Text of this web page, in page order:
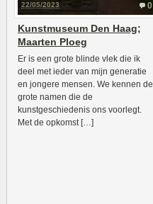
0
22/05/2023
Kunstmuseum Den Haag;
Maarten Ploeg
Er is een grote blinde vlek die ik
deel met ieder van mijn generatie
en jongere mensen. We kennen de
grote namen die de
kunstgeschiedenis ons voorlegt.
Met de opkomst […]